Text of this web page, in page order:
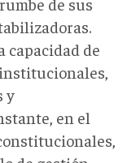
capacidad de
y
en el